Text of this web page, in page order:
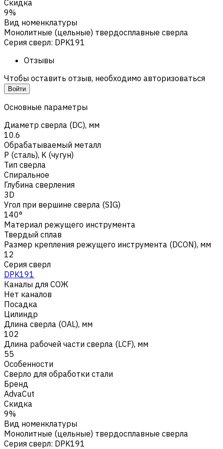
Скидка
9%
Вид номенклатуры
Монолитные (цельные) твердосплавные сверла
Серия сверл: DPK191
Отзывы
Чтобы оставить отзыв, необходимо авторизоваться
Войти
Основные параметры
Диаметр сверла (DC), мм
10.6
Обрабатываемый металл
Р (сталь), K (чугун)
Тип сверла
Спиральное
Глубина сверления
3D
Угол при вершине сверла (SIG)
140°
Материал режущего инструмента
Твердый сплав
Размер крепления режущего инструмента (DCON), мм
12
Серия сверл
DPK191
Каналы для СОЖ
Нет каналов
Посадка
Цилиндр
Длина сверла (OAL), мм
102
Длина рабочей части сверла (LCF), мм
55
Особенности
Сверло для обработки стали
Бренд
AdvaCut
Скидка
9%
Вид номенклатуры
Монолитные (цельные) твердосплавные сверла
Серия сверл: DPK191